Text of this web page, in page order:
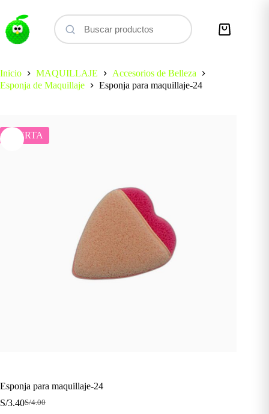
contenido
Carro
Inicio
MAQUILLAJE
Accesorios de Belleza
Esponja de Maquillaje
Esponja para maquillaje-24
OFERTA
Esponja para maquillaje-24
S/4.00
El
S/3.40El